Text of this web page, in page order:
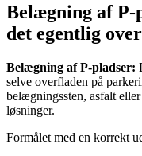
Belægning af
det egentlig
Belægning af P-pladser:
selve overfladen på
belægningssten, asfalt
løsninger.
Formålet med en korrekt